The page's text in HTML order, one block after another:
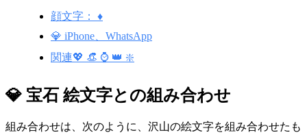
顔文字： ♦
💎 iPhone、WhatsApp
関連💖 👒 ⌚ 👑 ❇️
💎 宝石 絵文字との組み合わせ
組み合わせは、次のように、沢山の絵文字を組み合わせたも